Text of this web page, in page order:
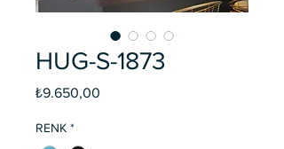
HUG-S-1873
₺9.650,00
RENK *